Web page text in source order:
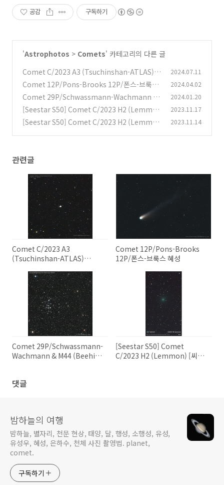
공감 구독하기
'Astrophotos > Comets' 카테고리의 다른 글
Comet C/2023 A3 (Tsuchinshan-ATLAS)
C/2023 A3 (쯔진산-아틀라스) 혜성 (0)
2024.07.11
Comet 12P/Pons-Brooks 12P/폰스-브룩스
혜성
(0)
2024.04.02
Comet 29P/Schwassmann-Wachmann &
M44 (Beehive Cluster or Praesepe) 29P/슈
바스만-바흐만 혜성과 M44 (벌집 성단)
2024.01.20
[Seestar S50] Comet C/2023 H2 (Lemmo
n) [씨스타 S50] C./2023 H2 (레몬) 혜성 2023-
2023.11.17
[Seestar S50] Comet C/2023 H2 (Lemmo
2023.11.14
관련글
Comet C/2023 A3
(Tsuchinshan-ATLAS)
Comet 12P/Pons-Brooks
12P/폰스-브룩스 혜성
Comet 29P/Schwassmann-
Wachmann & M44 (Beehive
(벌집 성단)
[Seestar S50] Comet
C/2023 H2 (Lemmon) [씨스
댓글
밤하늘의 여행
밤하늘, 별자리, 천문 현상, 태양, 달, 행성, 소행성, 유성,
유성우, 혜성, 은하수, 천체 사진 촬영법. planet,
comet.
구독하기